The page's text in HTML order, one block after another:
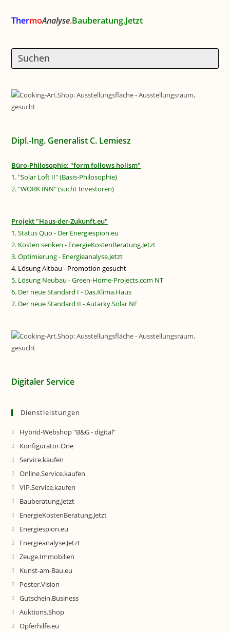
ThermoAnalyse.Bauberatung.Jetzt
Dipl.-Ing. Generalist C. Lemiesz
Büro-Philosophie: "form follows holism"
1. "Solar Loft II" (Basis-Philosophie)
2. "WORK INN" (sucht Investoren)
Projekt "Haus-der-Zukunft.eu"
1. Status Quo - Der Energiespion.eu
2. Kosten senken - EnergieKostenBeratung.Jetzt
3. Optimierung - Energieanalyse.Jetzt
4. Lösung Altbau - Promotion gesucht
5. Lösung Neubau - Green-Home-Projects.com NT
6. Der neue Standard I - Das.Klima.Haus
7. Der neue Standard II - Autarky.Solar NF
Digitaler Service
Dienstleistungen
Hybrid-Webshop "B&G - digital"
Konfigurator.One
Service.kaufen
Online.Service.kaufen
VIP.Service.kaufen
Bauberatung.Jetzt
EnergieKostenBeratung.Jetzt
Energiespion.eu
Energieanalyse.Jetzt
Zeuge.Immobilien
Kunst-am-Bau.eu
Poster.Vision
Gutschein.Business
Auktions.Shop
Opferhilfe.eu